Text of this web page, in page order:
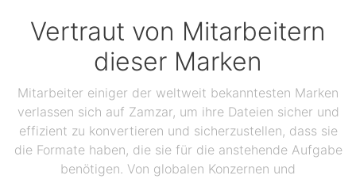
Vertraut von Mitarbeitern
dieser Marken
Mitarbeiter einiger der weltweit bekanntesten Marken
verlassen sich auf Zamzar, um ihre Dateien sicher und
effizient zu konvertieren und sicherzustellen, dass sie
die Formate haben, die sie für die anstehende Aufgabe
benötigen. Von globalen Konzernen und